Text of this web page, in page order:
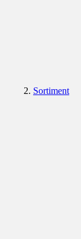
Sortiment